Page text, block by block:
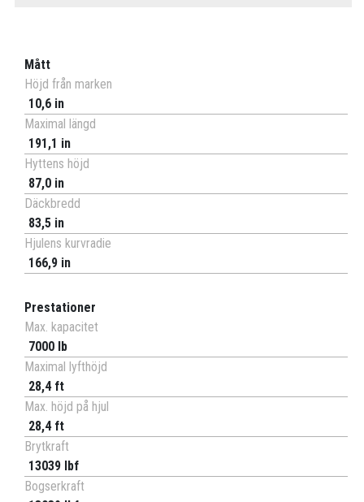
Mått
Höjd från marken
10,6 in
Maximal längd
191,1 in
Hyttens höjd
87,0 in
Däckbredd
83,5 in
Hjulens kurvradie
166,9 in
Prestationer
Max. kapacitet
7000 lb
Maximal lyfthöjd
28,4 ft
Max. höjd på hjul
28,4 ft
Brytkraft
13039 lbf
Bogserkraft